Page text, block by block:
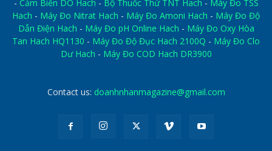
- Cảm Biến DO Hach - Bộ Thuốc Thử TNT Hach - Máy Đo TSS
Hach - Máy Đo Nitrat Hach - Máy Đo Amoni Hach - Máy Đo Độ
Dẫn Điện Hach - Máy Đo pH Online Hach - Máy Đo Oxy Hòa
Tan Hach HQ1130 - Máy Đo Độ Đục Hach 2100Q - Máy Đo Clo
Dư Hach - Máy Đo COD Hach DR3900
Contact us: doanhnhanmagazine@gmail.com